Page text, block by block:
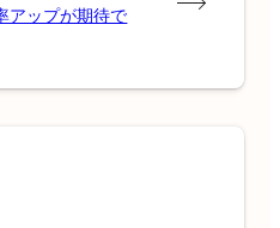
アップが期待で